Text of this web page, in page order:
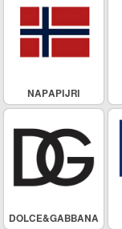
NAPAPIJRI
DOLCE&GABBANA